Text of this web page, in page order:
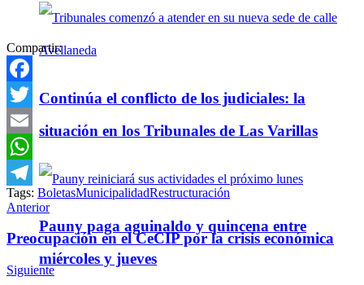
Continúa el conflicto de los judiciales: la
situación en los Tribunales de Las Varillas
Pauny paga aguinaldo y quincena entre
miércoles y jueves
Compartir:
Facebook
Twitter
Email
WhatsApp
Telegram
Tags: BoletasMunicipalidadRestructuración
Anterior
Preocupación en el CeCIP por la crisis económica
Siguiente